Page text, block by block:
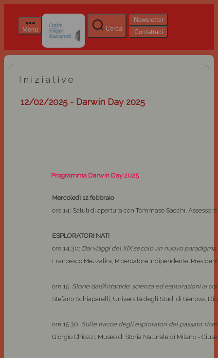
Menu Cerca
Newsletter
Contattaci
Iniziative
12/02/2025 - Darwin Day 2025
Programma Darwin Day 2025
Mercoledì 12 febbraio
ore 14: Saluti di apertura con Tommaso Sacchi,
ESPLORATORI NATI
ore 14.30: Dai viaggi del XIX secolo un nuovo
Francesco Mezzalira, Ricercatore indipendente.
ore 15: Storie dall’Antartide: scienza ed esplorazioni ai
Stefano Schiaparelli, Università degli Studi di Genova,
ore 15.30: Sulle tracce degli esploratori del passato:
Giorgio Chiozzi, Museo di Storia Naturale di Milano -